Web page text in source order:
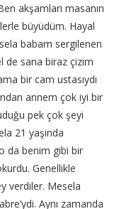
akşamları masanın
büyüdüm. Hayal
babam sergilenen
de sana biraz çizim
bir cam ustasıydı
annem çok iyi bir
pek çok şeyi
21 yaşında
da benim gibi bir
Genellikle
verdiler. Mesela
Aynı zamanda